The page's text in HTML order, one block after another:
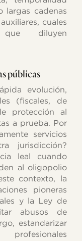
largas cadenas
cuales
diluyen
públicas
evolución,
(fiscales, de
protección al
a prueba. Por
servicios
jurisdicción?
leal cuando
al oligopolio
contexto, la
pioneras
y la Ley de
abusos de
estandarizar